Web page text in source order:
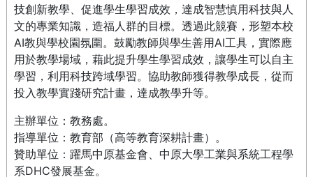
技創新教學、促進學生學習成效，達成智慧慎用科技與人
文的專業知識，造福人群的目標。透過此競賽，形塑本校
AI教與學校園氛圍。鼓勵教師與學生善用AI工具，實際應
用於教學場域，藉此提升學生學習成效，讓學生可以自主
學習，利用科技跨域學習。協助教師獲得教學成長，從而
投入教學實踐研究計畫，達成教學升等。
主辦單位：教務處。
指導單位：教育部（高等教育深耕計畫）。
贊助單位：躍馬中原基金會、中原大學工業與系統工程學
系DHC發展基金。